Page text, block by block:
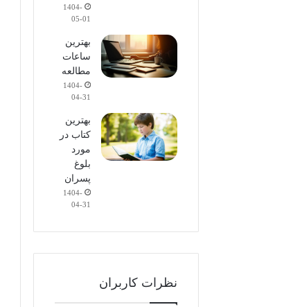
1404-
05-01
بهترین
ساعات
مطالعه
1404-
04-31
بهترین
کتاب در
مورد
بلوغ
پسران
1404-
04-31
نظرات کاربران